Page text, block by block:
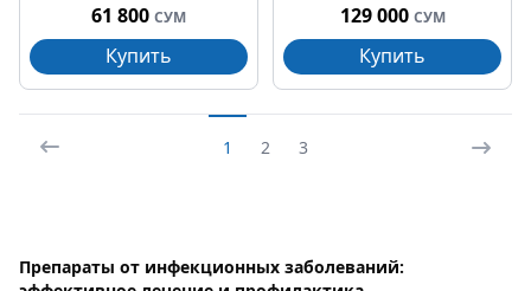
61 800 СУМ
Купить
129 000 СУМ
Купить
1 2 3
Препараты от инфекционных заболеваний: